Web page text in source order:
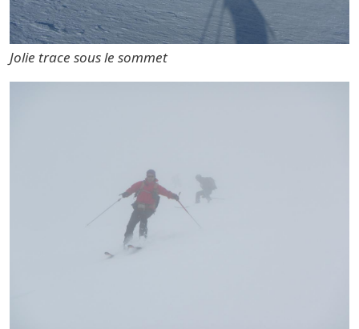
Jolie trace sous le sommet